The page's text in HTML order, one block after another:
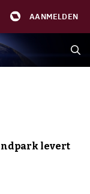
AANMELDEN
levert